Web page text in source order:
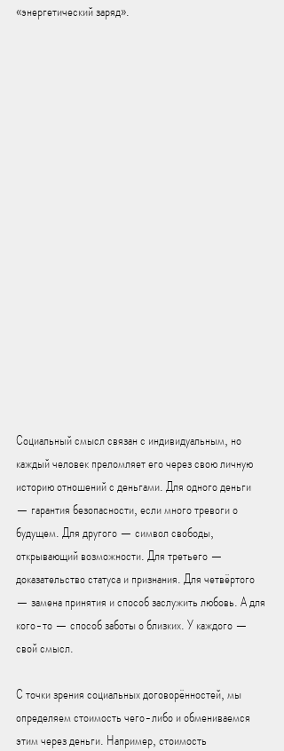
«энергетический заряд».
Социальный смысл связан с индивидуальным, но
каждый человек преломляет его через свою личную
историю отношений с деньгами. Для одного деньги
— гарантия безопасности, если много тревоги о
будущем. Для другого — символ свободы,
открывающий возможности. Для третьего —
доказательство статуса и признания. Для четвёртого
— замена принятия и способ заслужить любовь. А для
кого-то — способ заботы о близких. У каждого —
свой смысл.
С точки зрения социальных договорённостей, мы
определяем стоимость чего-либо и обмениваемся
этим через деньги. Например, стоимость